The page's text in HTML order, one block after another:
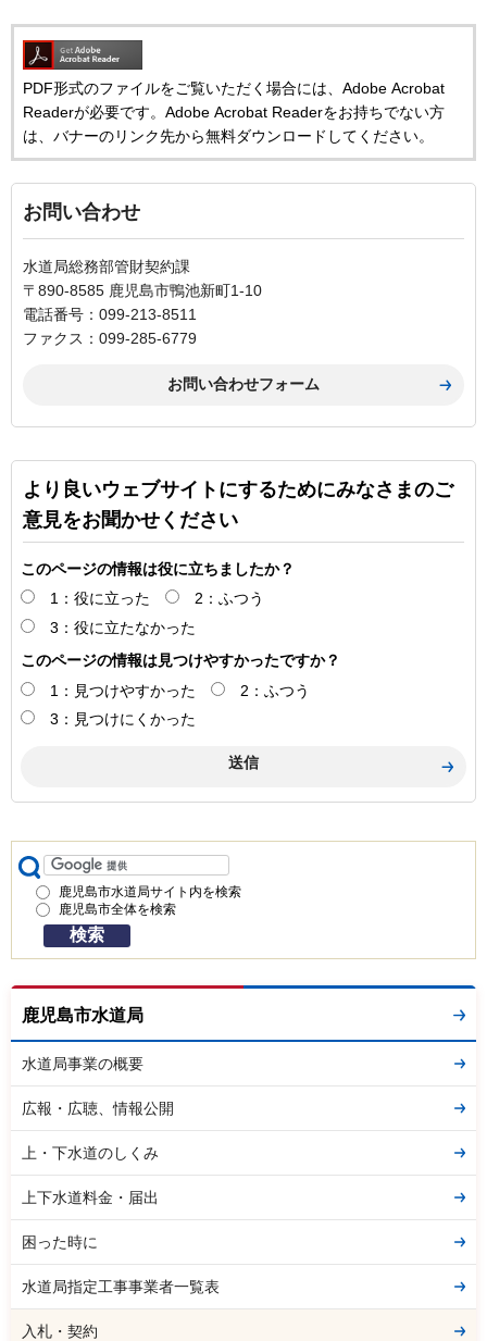
PDF形式のファイルをご覧いただく場合には、Adobe Acrobat
Readerが必要です。Adobe Acrobat Readerをお持ちでない方
は、バナーのリンク先から無料ダウンロードしてください。
お問い合わせ
水道局総務部管財契約課
〒890-8585 鹿児島市鴨池新町1-10
電話番号：099-213-8511
ファクス：099-285-6779
より良いウェブサイトにするためにみなさまのご
意見をお聞かせください
このページの情報は役に立ちましたか？
1：役に立った
2：ふつう
3：役に立たなかった
このページの情報は見つけやすかったですか？
1：見つけやすかった
2：ふつう
3：見つけにくかった
鹿児島市水道局サイト内を検索
鹿児島市全体を検索
鹿児島市水道局
水道局事業の概要
広報・広聴、情報公開
上・下水道のしくみ
上下水道料金・届出
困った時に
水道局指定工事事業者一覧表
入札・契約